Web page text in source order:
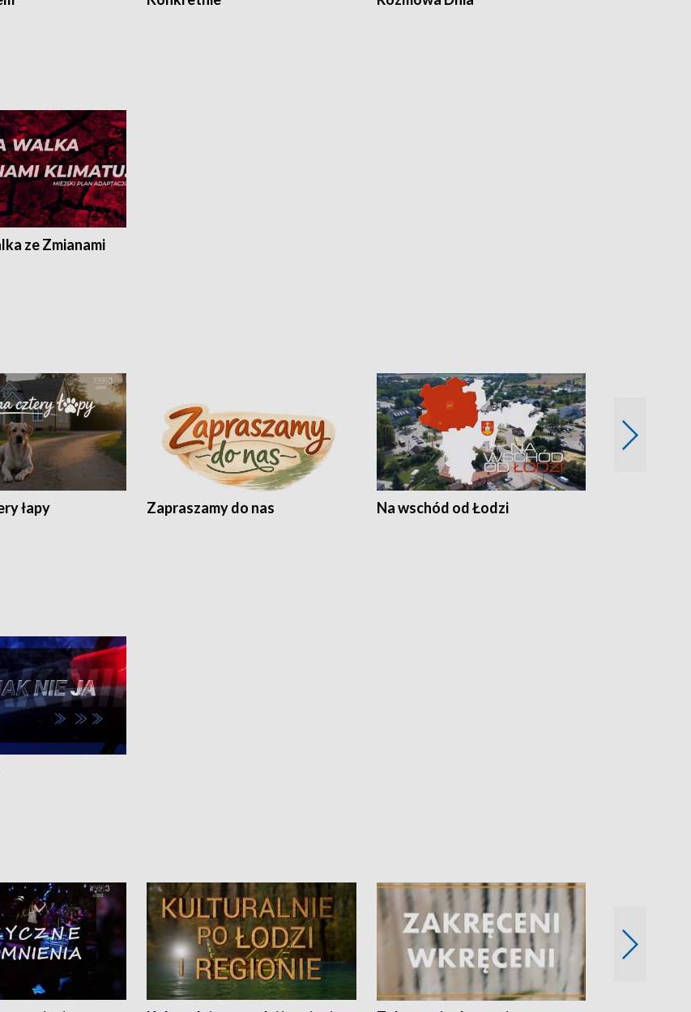
ze Zmianami
łapy Zapraszamy do nas Na wschód od Łodzi